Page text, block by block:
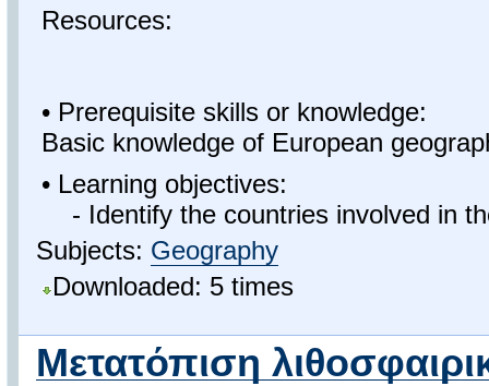
Resources:
• Prerequisite skills or knowledge:
Basic knowledge of European
• Learning objectives:
- Identify the countries involved in
Subjects: Geography
Downloaded: 5 times
Μετατόπιση